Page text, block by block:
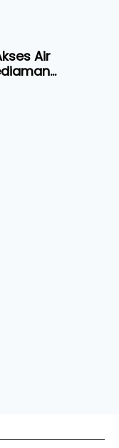
Air
Chini